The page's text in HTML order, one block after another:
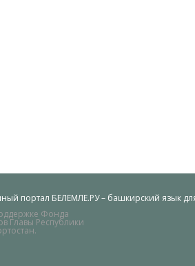
портал БЕЛЕМЛЕ.РУ – башкирский язык
Фонда
Главы Республики